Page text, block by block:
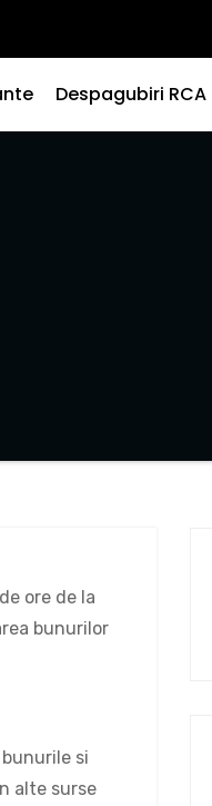
Despagubiri RCA
ore de la
bunurilor
si
alte surse